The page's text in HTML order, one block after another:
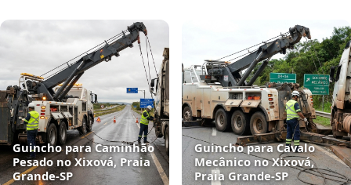
Guincho para Caminhão
Pesado no Xixová, Praia
Grande‑SP
Guincho para Cavalo
Mecânico no Xixová,
Praia Grande‑SP